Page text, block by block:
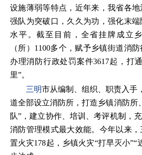
设施薄弱等特点，近年来，我省各
强队为突破口，久久为功，强化末
水平。截至目前，全省挂牌成立
（所）1100多个，赋予乡镇街道消
办理消防行政处罚案件3617起，打
里”。
三明市从编制、组织、职责入手
道全部设立消防所，打造乡镇消防所
队”，建立协作、培训、考评机制，
消防管理模式最大效能。今年以来
置火灾178起，乡镇火灾“打早灭小”“